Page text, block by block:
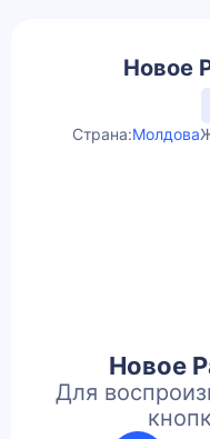
Новое
Страна:Молдова
Новое
Для